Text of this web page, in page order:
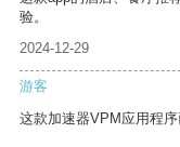
验。
2024-12-29
游客
这款加速器VPM应用程